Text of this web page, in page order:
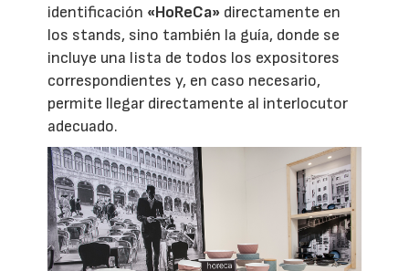
identificación «HoReCa» directamente en
los stands, sino también la guía, donde se
incluye una lista de todos los expositores
correspondientes y, en caso necesario,
permite llegar directamente al interlocutor
adecuado.